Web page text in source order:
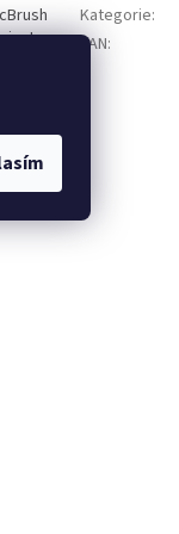
pro
které
Kategorie:
EAN: